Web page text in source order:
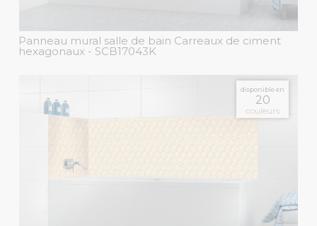
Panneau mural salle de bain Carreaux de ciment
hexagonaux - SCB17043K
disponible en
20
couleurs